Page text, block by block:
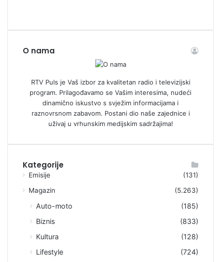
O nama
RTV Puls je Vaš izbor za kvalitetan radio i televizijski
program. Prilagođavamo se Vašim interesima, nudeći
dinamično iskustvo s svježim informacijama i
raznovrsnom zabavom. Postani dio naše zajednice i
uživaj u vrhunskim medijskim sadržajima!
Kategorije
Emisije
(131)
Magazin
(5.263)
Auto-moto
(185)
Biznis
(833)
Kultura
(128)
Lifestyle
(724)